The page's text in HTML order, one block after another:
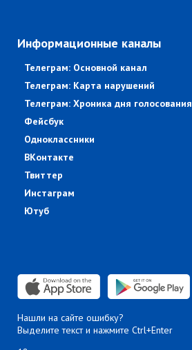
Информационные каналы
Телеграм: Основной канал
Телеграм: Карта нарушений
Телеграм: Хроника дня голосования
Фейсбук
Одноклассники
ВКонтакте
Твиттер
Инстаграм
Ютуб
Нашли на сайте ошибку?
Выделите текст и нажмите Ctrl+Enter